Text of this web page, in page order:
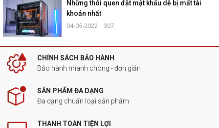
Những thói quen đặt mật khẩu dễ bị mất tài
khoản nhất
04-05-2022 307
CHÍNH SÁCH BẢO HÀNH
Bảo hành nhanh chóng - đơn giản
SẢN PHẨM ĐA DẠNG
Đa dạng chuẩn loại sản phẩm
THANH TOÁN TIỆN LỢI